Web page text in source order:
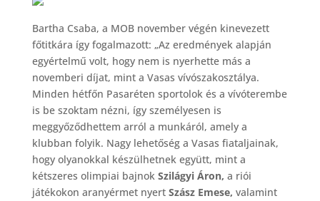
Bartha Csaba, a MOB november végén kinevezett
főtitkára így fogalmazott: „Az eredmények alapján
egyértelmű volt, hogy nem is nyerhette más a
novemberi díjat, mint a Vasas vívószakosztálya.
Minden hétfőn Pasaréten sportolok és a vívóterembe
is be szoktam nézni, így személyesen is
meggyőződhettem arról a munkáról, amely a
klubban folyik. Nagy lehetőség a Vasas fiataljainak,
hogy olyanokkal készülhetnek együtt, mint a
kétszeres olimpiai bajnok Szilágyi Áron, a riói
játékokon aranyérmet nyert Szász Emese, valamint